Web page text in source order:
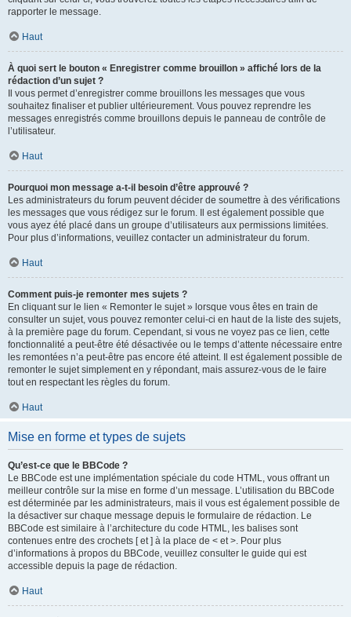
rapporter le message.
Haut
À quoi sert le bouton « Enregistrer comme brouillon » affiché lors de la
rédaction d’un sujet ?
Il vous permet d’enregistrer comme brouillons les messages que vous
souhaitez finaliser et publier ultérieurement. Vous pouvez reprendre les
messages enregistrés comme brouillons depuis le panneau de contrôle de
l’utilisateur.
Haut
Pourquoi mon message a-t-il besoin d’être approuvé ?
Les administrateurs du forum peuvent décider de soumettre à des vérifications
les messages que vous rédigez sur le forum. Il est également possible que
vous ayez été placé dans un groupe d’utilisateurs aux permissions limitées.
Pour plus d’informations, veuillez contacter un administrateur du forum.
Haut
Comment puis-je remonter mes sujets ?
En cliquant sur le lien « Remonter le sujet » lorsque vous êtes en train de
consulter un sujet, vous pouvez remonter celui-ci en haut de la liste des sujets,
à la première page du forum. Cependant, si vous ne voyez pas ce lien, cette
fonctionnalité a peut-être été désactivée ou le temps d’attente nécessaire entre
les remontées n’a peut-être pas encore été atteint. Il est également possible de
remonter le sujet simplement en y répondant, mais assurez-vous de le faire
tout en respectant les règles du forum.
Haut
Mise en forme et types de sujets
Qu’est-ce que le BBCode ?
Le BBCode est une implémentation spéciale du code HTML, vous offrant un
meilleur contrôle sur la mise en forme d’un message. L’utilisation du BBCode
est déterminée par les administrateurs, mais il vous est également possible de
la désactiver sur chaque message depuis le formulaire de rédaction. Le
BBCode est similaire à l’architecture du code HTML, les balises sont
contenues entre des crochets [ et ] à la place de < et >. Pour plus
d’informations à propos du BBCode, veuillez consulter le guide qui est
accessible depuis la page de rédaction.
Haut